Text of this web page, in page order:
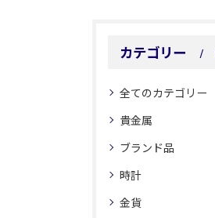
カテゴリー
全てのカテゴリー
貴金属
ブランド品
時計
金貨